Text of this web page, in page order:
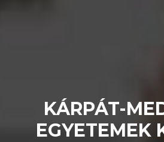
KÁRPÁT-
EGYETEMEK